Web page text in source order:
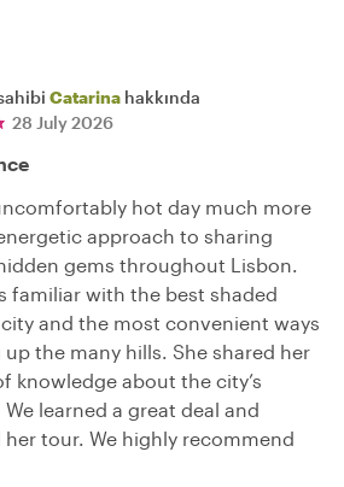
Catarina hakkında
28 July 2026
hot day much more
approach to sharing
gems throughout Lisbon.
familiar with the best shaded
and the most convenient ways
the many hills. She shared her
knowledge about the city’s
learned a great deal and
tour. We highly recommend